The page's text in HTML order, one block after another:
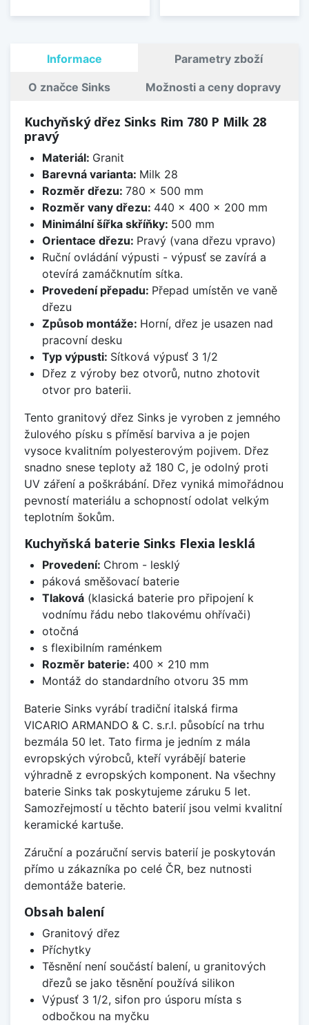
Informace Parametry zboží
O značce Sinks Možnosti a ceny dopravy
Kuchyňský dřez Sinks Rim 780 P Milk 28
pravý
Materiál: Granit
Barevná varianta: Milk 28
Rozměr dřezu: 780 x 500 mm
Rozměr vany dřezu: 440 x 400 x 200 mm
Minimální šířka skříňky: 500 mm
Orientace dřezu: Pravý (vana dřezu vpravo)
Ruční ovládání výpusti - výpusť se zavírá a
otevírá zamáčknutím sítka.
Provedení přepadu: Přepad umístěn ve vaně
dřezu
Způsob montáže: Horní, dřez je usazen nad
pracovní desku
Typ výpusti: Sítková výpusť 3 1/2
Dřez z výroby bez otvorů, nutno zhotovit
otvor pro baterii.
Tento granitový dřez Sinks je vyroben z jemného
žulového písku s příměsí barviva a je pojen
vysoce kvalitním polyesterovým pojivem. Dřez
snadno snese teploty až 180 C, je odolný proti
UV záření a poškrábání. Dřez vyniká mimořádnou
pevností materiálu a schopností odolat velkým
teplotním šokům.
Kuchyňská baterie Sinks Flexia lesklá
Provedení: Chrom - lesklý
páková směšovací baterie
Tlaková(klasická baterie pro připojení k
vodnímu řádu nebo tlakovému ohřívači)
otočná
s flexibilním raménkem
Rozměr baterie: 400 x 210 mm
Montáž do standardního otvoru 35 mm
Baterie Sinks vyrábí tradiční italská firma
VICARIO ARMANDO & C. s.r.l. působící na trhu
bezmála 50 let. Tato firma je jedním z mála
evropských výrobců, kteří vyrábějí baterie
výhradně z evropských komponent. Na všechny
baterie Sinks tak poskytujeme záruku 5 let.
Samozřejmostí u těchto baterií jsou velmi kvalitní
keramické kartuše.
Záruční a pozáruční servis baterií je poskytován
přímo u zákazníka po celé ČR, bez nutnosti
demontáže baterie.
Obsah balení
Granitový dřez
Příchytky
Těsnění není součástí balení, u granitových
dřezů se jako těsnění používá silikon
Výpusť 3 1/2, sifon pro úsporu místa s
odbočkou na myčku